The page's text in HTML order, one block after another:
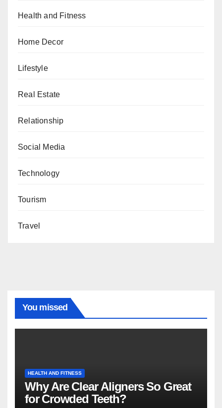
Health and Fitness
Home Decor
Lifestyle
Real Estate
Relationship
Social Media
Technology
Tourism
Travel
You missed
HEALTH AND FITNESS
Why Are Clear Aligners So Great
for Crowded Teeth?